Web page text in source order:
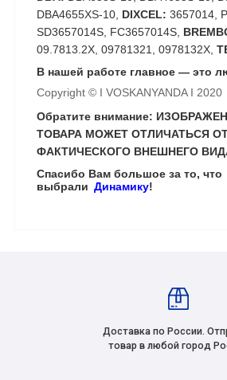
DBA4655XS-10, DIXCEL: 3657014,
SD3657014S, FC3657014S,
09.7813.2X, 09781321, 0978132X,
В нашей работе главное — это
Copyright © I VOSKANYANDA I 2020
Обратите внимание:
ТОВАРА МОЖЕТ ОТЛИЧАТЬСЯ
ФАКТИЧЕСКОГО ВНЕШНЕГО
Спасибо Вам большое за то, что
выбрали Динамику!
Доставка по России.
товар в любой город